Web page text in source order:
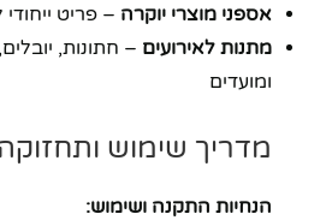
אספני מוצרי יוקרה – פריט
מתנות לאירועים – חתונות,
ומועדים
מדריך שימוש
הנחיות התקנה ושימוש: